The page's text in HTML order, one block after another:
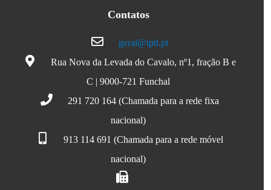
Contatos
geral@iptl.pt
Rua Nova da Levada do Cavalo, nº1, fração B e
C | 9000-721 Funchal
291 720 164 (Chamada para a rede fixa
nacional)
913 114 691 (Chamada para a rede móvel
nacional)